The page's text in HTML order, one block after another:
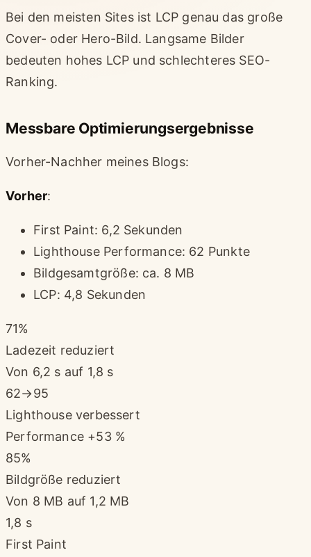
Bei den meisten Sites ist LCP genau das große
Cover- oder Hero-Bild. Langsame Bilder
bedeuten hohes LCP und schlechteres SEO-
Ranking.
Messbare Optimierungsergebnisse
Vorher-Nachher meines Blogs:
Vorher:
First Paint: 6,2 Sekunden
Lighthouse Performance: 62 Punkte
Bildgesamtgröße: ca. 8 MB
LCP: 4,8 Sekunden
71%
Ladezeit reduziert
Von 6,2 s auf 1,8 s
62→95
Lighthouse verbessert
Performance +53 %
85%
Bildgröße reduziert
Von 8 MB auf 1,2 MB
1,8 s
First Paint